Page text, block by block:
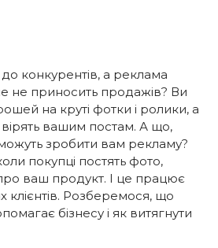
до конкурентів, а реклама
не приносить продажів? Ви
на круті фотки і ролики, а
вашим постам. А що,
зробити вам рекламу?
покупці постять фото,
ваш продукт. І це працює
клієнтів. Розберемося, що
бізнесу і як витягнути